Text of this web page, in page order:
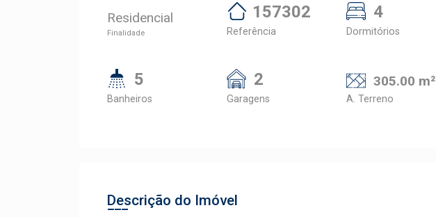
Residencial
Finalidade
157302
Referência
4
Dormitórios
5
Banheiros
2
Garagens
305.00 m²
A. Terreno
Descrição do Imóvel